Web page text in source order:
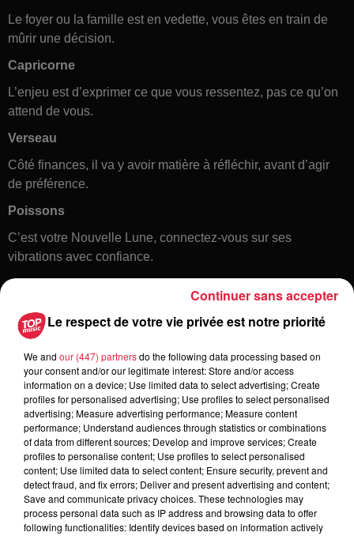
Le foyer ou la famille est en vedette, vous êtes en train de
mûrir une décision.
Capricorne
L’enjeu est d’exprimer ce que vous ressentez, pas ce qu’on
attend de vous.
Verseau
Côté finances, il va y avoir matière à réfléchir, avant d’agir
de préférence.
Poissons
C’est votre Nouvelle Lune, connectez-vous sur ses
vibrations avec confiance.
Toute l'actu
5 août 2026
Europa-Park : des précisons sur
l’après Euro-Mir
Le respect de votre vie privée est notre priorité
We and our (447) partnersdo the following data processing based on
your consent and/or our legitimate interest: Store and/or access
information on a device; Use limited data to select advertising; Create
profiles for personalised advertising; Use profiles to select personalised
advertising; Measure advertising performance; Measure content
performance; Understand audiences through statistics or combinations
of data from different sources; Develop and improve services; Create
profiles to personalise content; Use profiles to select personalised
content; Use limited data to select content; Ensure security, prevent and
detect fraud, and fix errors; Deliver and present advertising and content;
Save and communicate privacy choices. These technologies may
process personal data such as IP address and browsing data to offer
following functionalities: Identify devices based on information actively
Continuer sans accepter